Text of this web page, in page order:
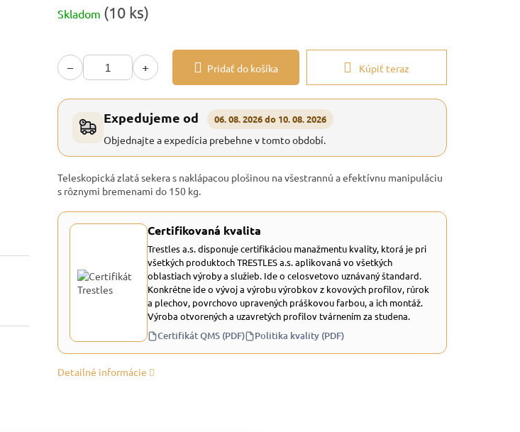
cena:
Skladom (10 ks)
− + Pridať do košíka Kúpiť teraz
Expedujeme od 06. 08. 2026 do 10. 08. 2026
Objednajte a expedícia prebehne v tomto období.
Teleskopická zlatá sekera s naklápacou plošinou na všestrannú a efektívnu manipuláciu
s rôznymi bremenami do 150 kg.
Certifikovaná kvalita
Trestles a.s. disponuje certifikáciou manažmentu kvality, ktorá je pri
všetkých produktoch TRESTLES a.s. aplikovaná vo všetkých
oblastiach výroby a služieb. Ide o celosvetovo uznávaný štandard.
Konkrétne ide o vývoj a výrobu výrobkov z kovových profilov, rúrok
a plechov, povrchovo upravených práškovou farbou, a ich montáž.
Výroba otvorených a uzavretých profilov tvárnením za studena.
Certifikát QMS (PDF) Politika kvality (PDF)
Detailné informácie